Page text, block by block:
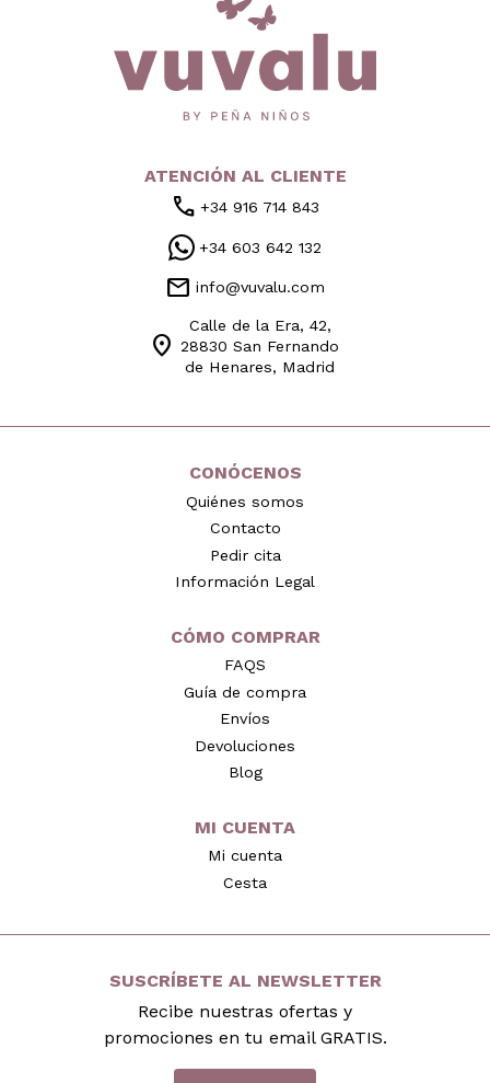
ATENCIÓN AL CLIENTE
call +34 916 714 843
+34 603 642 132
mail info@vuvalu.com
location_on
Calle de la Era, 42,
28830 San Fernando
de Henares, Madrid
CONÓCENOS
Quiénes somos
Contacto
Pedir cita
Información Legal
CÓMO COMPRAR
FAQS
Guía de compra
Envíos
Devoluciones
Blog
MI CUENTA
Mi cuenta
Cesta
SUSCRÍBETE AL NEWSLETTER
Recibe nuestras ofertas y
promociones en tu email GRATIS.